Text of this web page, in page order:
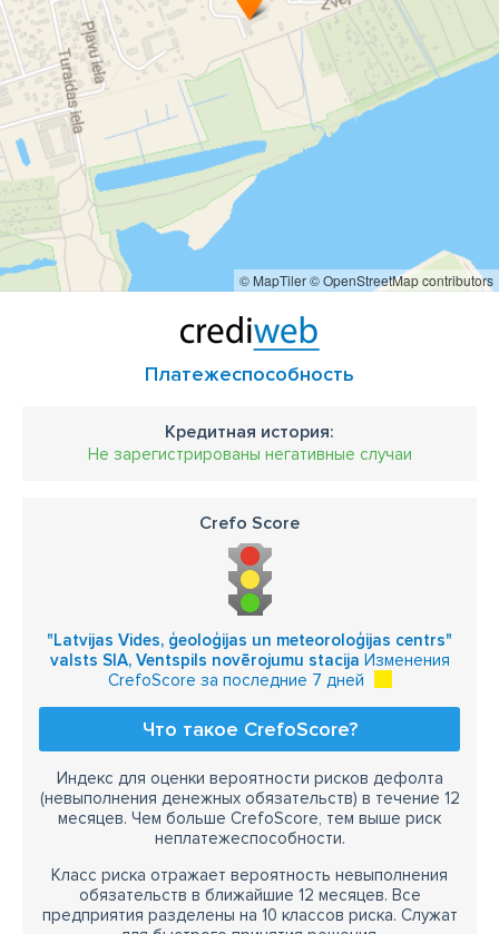
© MapTiler© OpenStreetMap contributors
Платежеспособность
Кредитная история:
Не зарегистрированы негативные случаи
Crefo Score
"Latvijas Vides, ģeoloģijas un meteoroloģijas centrs"
valsts SIA, Ventspils novērojumu stacija Изменения
CrefoScore за последние 7 дней
Что такое CrefoScore?
Индекс для оценки вероятности рисков дефолта
(невыполнения денежных обязательств) в течение 12
месяцев. Чем больше CrefoScore, тем выше риск
неплатежеспособности.
Класс риска отражает вероятность невыполнения
обязательств в ближайшие 12 месяцев. Все
предприятия разделены на 10 классов риска. Служат